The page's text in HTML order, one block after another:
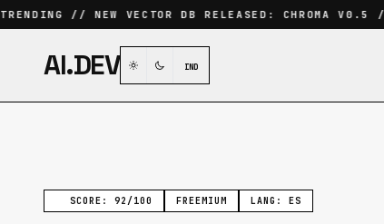
// NEW VECTOR DB RELEASED: CHROMA
AI.DEV IND
SCORE: 92/100 FREEMIUM LANG: ES